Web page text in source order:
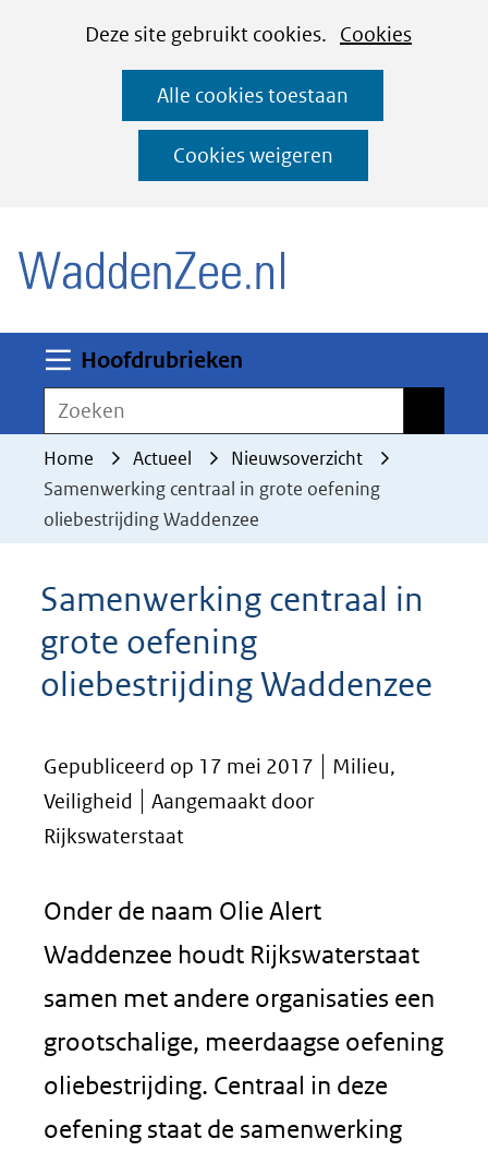
CookiesDeze site gebruikt cookies. Cookies
deze
worden
toegestaan
geweigerd.
Alle cookies toestaan
Cookies weigeren
Ga
naar
de
inhoud
Hoofdrubrieken
Zoeken
Home Actueel
Nieuwsoverzicht
Samenwerking centraal in grote oefening
oliebestrijding Waddenzee
Samenwerking centraal in
grote oefening
oliebestrijding Waddenzee
Gepubliceerd op 17 mei 2017
Milieu,
Veiligheid
Aangemaakt door
Rijkswaterstaat
Onder de naam Olie Alert
Waddenzee houdt Rijkswaterstaat
samen met andere organisaties een
grootschalige, meerdaagse oefening
oliebestrijding. Centraal in deze
oefening staat de samenwerking